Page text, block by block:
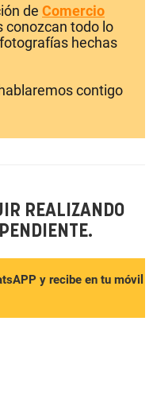
de Comercio
conozcan todo lo
hechas
contigo
REALIZANDO
y recibe en tu móvil